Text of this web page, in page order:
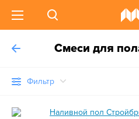
Смеси для
Фильтр